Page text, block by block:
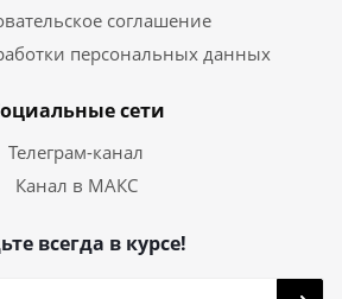
соглашение
персональных данных
сети
Телеграм-канал
Канал в МАКС
всегда в курсе!